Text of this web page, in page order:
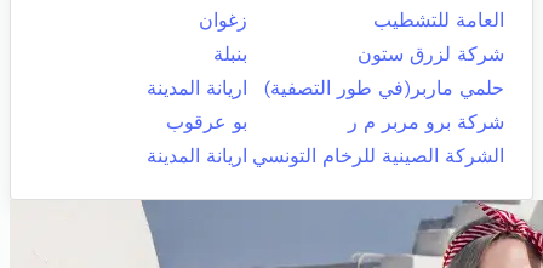
العامة للتشطيب
زغوان
شركة لزرق ستون
بنبلة
حلمي ماربر(في طور التصفية)
اريانة المدينة
شركة برو مربر م ر
بو عرقوب
الشركة الصينية للرخام التونسي اريانة المدينة